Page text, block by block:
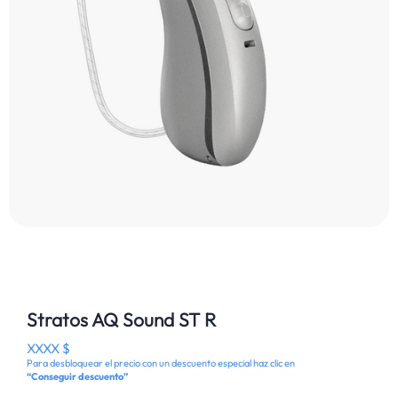
Stratos AQ Sound ST R
XXXX $
Para desbloquear el precio con un descuento especial haz clic en
“Conseguir descuento”